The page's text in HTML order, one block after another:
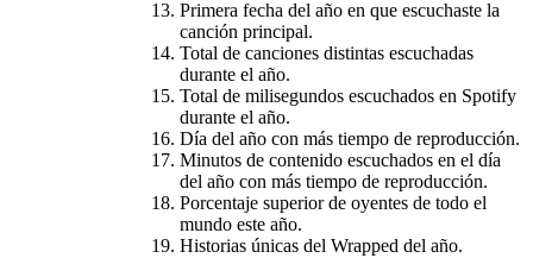
Primera fecha del año en que escuchaste la
canción principal.
Total de canciones distintas escuchadas
durante el año.
Total de milisegundos escuchados en Spotify
durante el año.
Día del año con más tiempo de reproducción.
Minutos de contenido escuchados en el día
del año con más tiempo de reproducción.
Porcentaje superior de oyentes de todo el
mundo este año.
Historias únicas del Wrapped del año.